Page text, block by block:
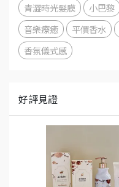
青澀時光髮膜
小巴黎
音樂療癒
平價香水
香氛儀式感
好評見證